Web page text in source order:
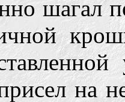
шагал
на